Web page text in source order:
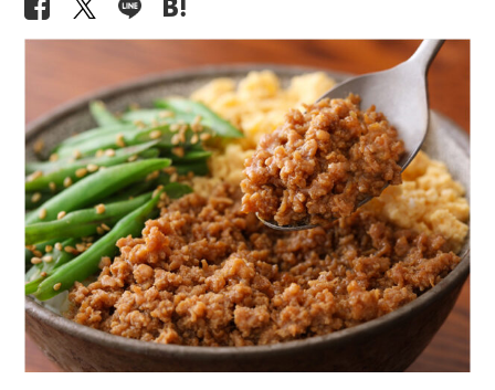
【シェフ直伝】本格「担々麺」
人気レシピ。濃厚なのにすっき
り味！ 汁なしも紹介
【人気】鶏ささみの簡単レシピ5
品。しょうゆ焼き、大葉チーズフ
ライ…筋取り、茹で方、柔らか
くするコツも解説！
【簡単】ゴロゴロひき肉が美
味！ 沖縄「タコライス」本格レ
シピ。辛さ調節できて子どもに
も人気
【稲田シェフ】人気カレーうど
ん簡単レシピ2品（京都風、キー
マ風）。具と出汁に技あり！
野菜
料理の種類
調理法
イベント・ピックアップ
【プロが解説】らっきょうの漬
け方。「甘酢漬け」と「塩漬
け」2つのレシピ
【シェフ直伝】ジェノベーゼソ
ースのレシピ。意外なコツはオ
リーブ油を使わないこと!?
柚子胡椒（ゆずこしょう）の自
家製レシピ。市販品では味わえ
ないフレッシュさ！
【基本】とうもろこしのゆで
方。甘さを120%引き出すには、
水から皮付き＆時間をかけて加
熱が正解！